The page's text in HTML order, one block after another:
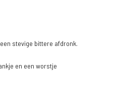
stevige bittere afdronk.
en een worstje